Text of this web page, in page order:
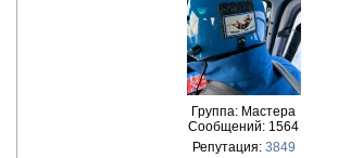
Группа: Мастера
Сообщений: 1564
Репутация: 3849